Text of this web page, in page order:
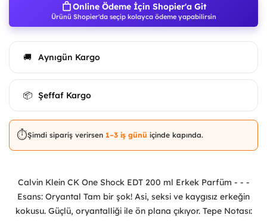
Online Ödeme İçin Shopier'a Git
Ürünü Shopier'da seçip kolayca ödeme yapabilirsin
🚚 Aynıgün Kargo
📦 Şeffaf Kargo
⏱️Şimdi sipariş verirsen 1–3 iş günü içinde kapında.
Calvin Klein CK One Shock EDT 200 ml Erkek Parfüm - - -
Esans: Oryantal Tam bir şok! Asi, seksi ve kaygısız erkeğin
kokusu. Güçlü, oryantalliği ile ön plana çıkıyor. Tepe Notası: